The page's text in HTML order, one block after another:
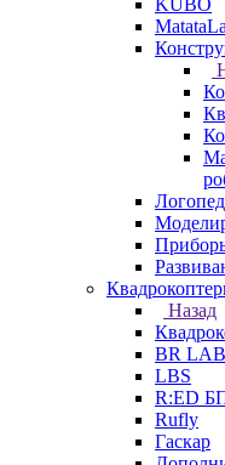
KUBO
Назад
BR LAB
LBS
R:ED
Rufly
Гаскар